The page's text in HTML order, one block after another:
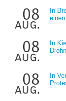
08
aug.
In
08
aug.
In
08
aug.
In